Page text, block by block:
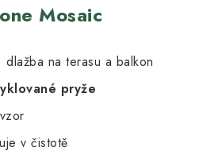
Mosaic
dlažba na terasu a balkon
pryže
vzor
v čistotě